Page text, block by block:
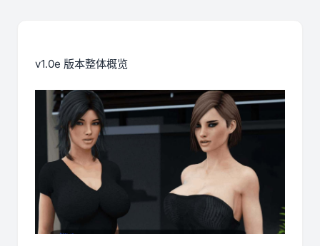
v1.0e 版本整体概览